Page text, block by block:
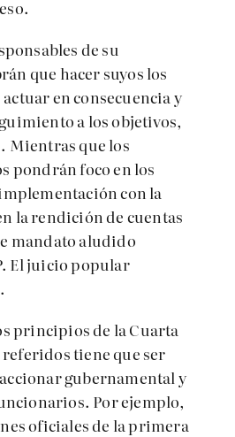
de su
que hacer suyos los
en consecuencia y
a los objetivos,
Mientras que los
pondrán foco en los
con la
la rendición de cuentas
mandato aludido
El juicio popular
principios de la Cuarta
tiene que ser
gubernamental y
Por ejemplo,
oficiales de la primera